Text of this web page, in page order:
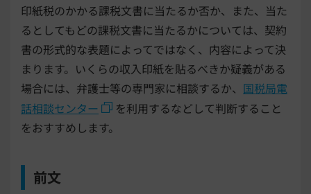
印紙税のかかる課税文書に当たるか否か、また、当た
るとしてもどの課税文書に当たるかについては、契約
書の形式的な表題によってではなく、内容によって決
まります。いくらの収入印紙を貼るべきか疑義がある
場合には、弁護士等の専門家に相談するか、 国税局電
話相談センター
を利用するなどして判断すること
をおすすめします。
前文